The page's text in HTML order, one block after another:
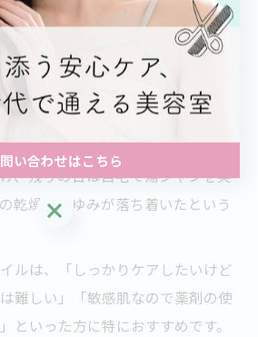
く洗うと仕上がりが長持ちする」
く聞きます。
える方が、サロンでの頭皮洗浄や
シャンを併用し、トラブルの予防
見られます。例えば、週に1～2回
、残りの日は自宅で湯シャンを実
乾燥やかゆみが落ち着いたという
ルは、「しっかりケアしたいけど
難しい」「敏感肌なので薬剤の使
といった方に特におすすめです。
い合わせはこちら
い合わせはこちら